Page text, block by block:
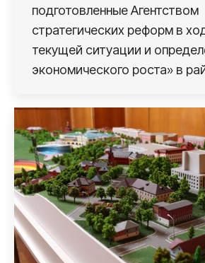
подготовленные Агентством
стратегических реформ в
текущей ситуации и
экономического роста» в